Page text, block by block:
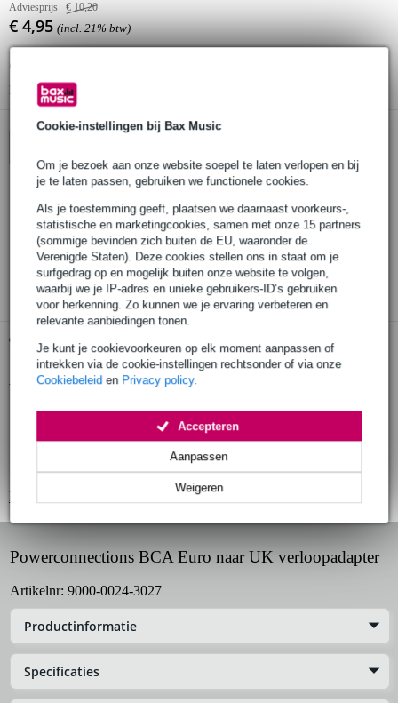
Cookie-instellingen bij Bax Music
Om je bezoek aan onze website soepel te laten verlopen en bij
je te laten passen, gebruiken we functionele cookies.
Als je toestemming geeft, plaatsen we daarnaast voorkeurs-,
statistische en marketingcookies, samen met onze 15 partners
(sommige bevinden zich buiten de EU, waaronder de
Verenigde Staten). Deze cookies stellen ons in staat om je
surfgedrag op en mogelijk buiten onze website te volgen,
waarbij we je IP-adres en unieke gebruikers-ID’s gebruiken
voor herkenning. Zo kunnen we je ervaring verbeteren en
relevante aanbiedingen tonen.
Je kunt je cookievoorkeuren op elk moment aanpassen of
intrekken via de cookie-instellingen rechtsonder of via onze
Cookiebeleid en Privacy policy.
Weigeren
Aanpassen
Accepteren
Adviesprijs € 10,20
€ 4,95 (incl. 21% btw)
Online voorraadstatus:
Nog 2800 stuks op voorraad in ons magazijn
Bestel nu = maandag in huis
30 dagen 'niet goed geld terug' garantie
3 jaar Bax Music garantie
Gratis ophalen in de winkel
Productinformatie
van 2-pins Euro-stekker (type C) naar UK-stekker (type G)
geschikt voor 'platte', ongeaarde stekkers
Bekijk alle productspecificaties
Powerconnections BCA Euro naar UK verloopadapter
Artikelnr: 9000-0024-3027
Productinformatie
Specificaties